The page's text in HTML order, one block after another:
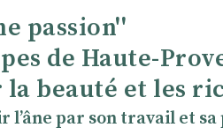
passion''
de Haute-
beauté et les
lʼâne par son travail et